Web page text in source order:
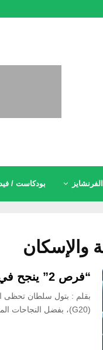
الفرنشايز بودكاست /
“فرص 2” ينجح في طرح آلاف الفرص الاستثمارية
بقلم : بتول سلطان تحظى
(G20)، بفضل النجاحات المتوالية للاقتصاد السعودي، والتي تحققت في...